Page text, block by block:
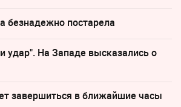
безнадежно постарела
удар". На Западе высказались о
завершиться в ближайшие часы